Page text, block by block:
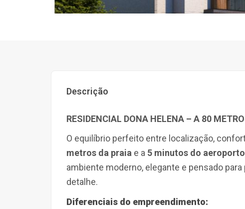
Descrição
RESIDENCIAL DONA HELENA – A 80
O equilíbrio perfeito entre localização,
metros da praia e a 5 minutos do aeroporto
ambiente moderno, elegante e pensado
detalhe.
Diferenciais do empreendimento: